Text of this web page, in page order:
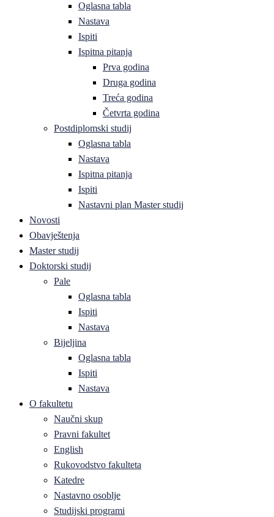
Oglasna tabla
Nastava
Ispiti
Ispitna pitanja
Prva godina
Druga godina
Treća godina
Četvrta godina
Postdiplomski studij
Oglasna tabla
Nastava
Ispitna pitanja
Ispiti
Nastavni plan Master studij
Novosti
Obavještenja
Master studij
Doktorski studij
Pale
Oglasna tabla
Ispiti
Nastava
Bijeljina
Oglasna tabla
Ispiti
Nastava
O fakultetu
Naučni skup
Pravni fakultet
English
Rukovodstvo fakulteta
Katedre
Nastavno osoblje
Studijski programi